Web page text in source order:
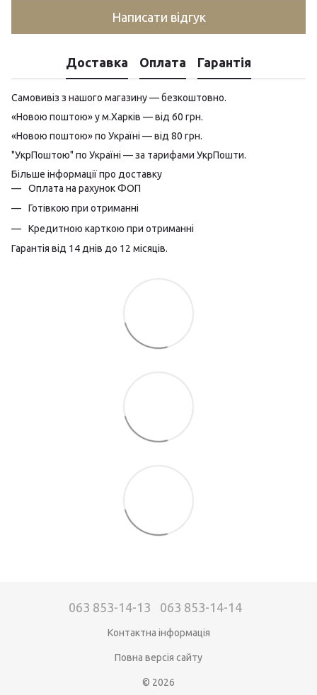
Написати відгук
Доставка Оплата Гарантія
Самовивіз з нашого магазину — безкоштовно.
«Новою поштою» у м.Харків — від 60 грн.
«Новою поштою» по Україні — від 80 грн.
"УкрПоштою" по Україні — за тарифами УкрПошти.
Більше інформації про доставку
Оплата на рахунок ФОП
Готівкою при отриманні
Кредитною карткою при отриманні
Гарантія від 14 днів до 12 місяців.
063 853-14-13 063 853-14-14
Контактна інформація
Повна версія сайту
© 2026